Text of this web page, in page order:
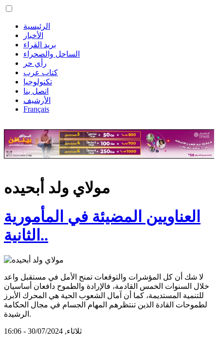
الرئيسية
الأخبار
بريد القراء
الساحل والصحراء
رأي حر
كتاب عرب
تكنولوجيا
اتصل بنا
الأرشيف
Français
مولاي ولد أبحيده
العناويين المضيئة في المأمورية
الثانية..
لا شك أن كل المؤشرات والتوقعات تمنح الأمل في مستقبل واعد
خلال السنوات الخمس القادمة، فالإرادة والطموح دافعان أساسيان
للتنمية المستديمة، كما أن آمال الشعوب الحية هي المحرك الأبرز
لطموحات القادة الذين تنتظرهم المهام الجسام في مجال الحكامة
الرشيدة.
ثلاثاء, 30/07/2024 - 16:06